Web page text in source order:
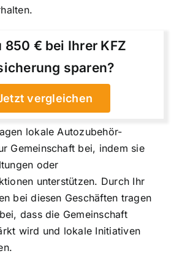
850 € bei Ihrer KFZ
sparen?
vergleichen
lokale Autozubehör-
Gemeinschaft bei, indem sie
oder
unterstützen. Durch Ihr
bei diesen Geschäften tragen
dass die Gemeinschaft
wird und lokale Initiativen